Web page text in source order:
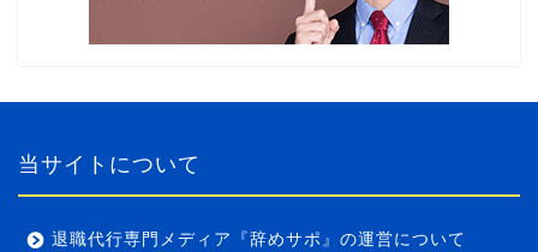
当サイトについて
退職代行専門メディア『辞めサポ』の運営について